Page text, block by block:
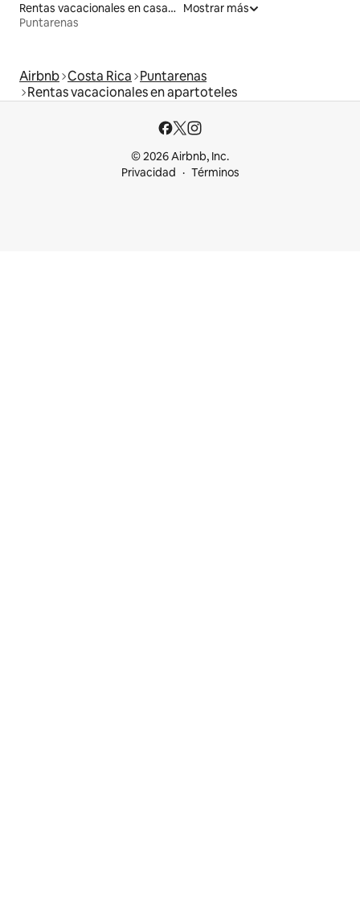
Rentas vacacionales en casas en árbol
Puntarenas
Mostrar más
Airbnb Costa Rica Puntarenas
Rentas vacacionales en apartoteles
© 2026 Airbnb, Inc.
Privacidad
Términos